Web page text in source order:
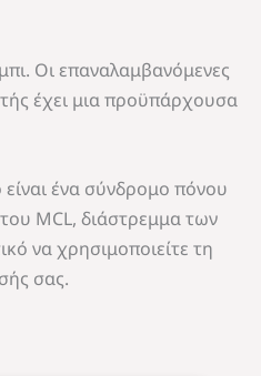
Οι επαναλαμβανόμενες
έχει μια προϋπάρχουσα
ένα σύνδρομο πόνου
MCL, διάστρεμμα των
να χρησιμοποιείτε τη
σας.